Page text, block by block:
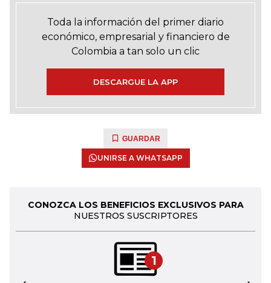
Toda la información del primer diario
económico, empresarial y financiero de
Colombia a tan solo un clic
DESCARGUE LA APP
GUARDAR
UNIRSE A WHATSAPP
CONOZCA LOS BENEFICIOS EXCLUSIVOS PARA
NUESTROS SUSCRIPTORES
1